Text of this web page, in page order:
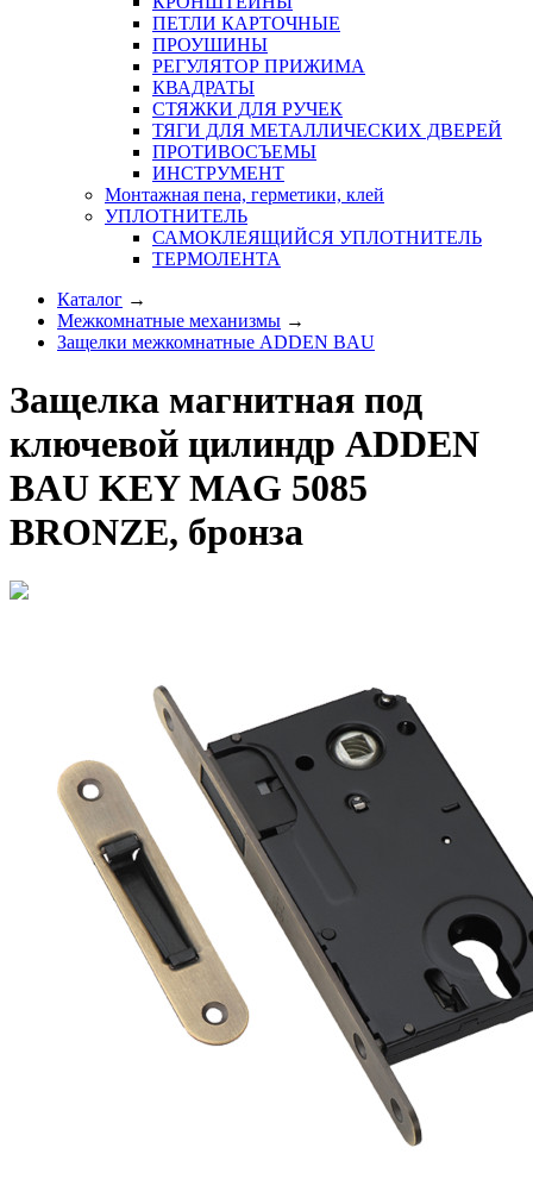
ПЕТЛИ КАРТОЧНЫЕ
ПРОУШИНЫ
РЕГУЛЯТОР ПРИЖИМА
КВАДРАТЫ
СТЯЖКИ ДЛЯ РУЧЕК
ТЯГИ ДЛЯ МЕТАЛЛИЧЕСКИХ ДВЕРЕЙ
ПРОТИВОСЪЕМЫ
ИНСТРУМЕНТ
Монтажная пена, герметики, клей
УПЛОТНИТЕЛЬ
САМОКЛЕЯЩИЙСЯ УПЛОТНИТЕЛЬ
ТЕРМОЛЕНТА
Каталог →
Межкомнатные механизмы →
Защелки межкомнатные ADDEN BAU
Защелка магнитная под
ключевой цилиндр ADDEN
BAU KEY MAG 5085
BRONZE, бронза